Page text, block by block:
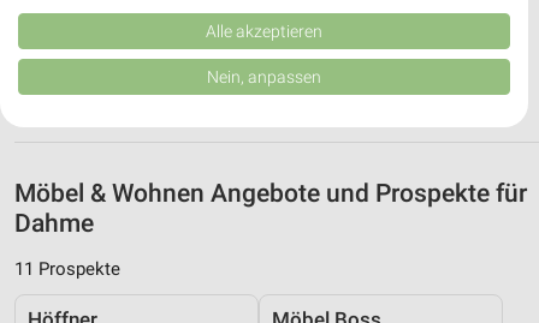
❯
Raumausstatter Trage Bad Schwartau
Bahnhofstraße 2
23611 Bad Schwartau
Möbel & Wohnen Angebote und Prospekte für
Dahme
11 Prospekte
Kombinationen von Daten aus verschiedenen Quellen. Entwicklung und
Verbesserung der Angebote. Verwendung reduzierter Daten zur Auswahl
von Inhalten.
Daten können außerhalb der Europäischen Union weitergegeben und in die
Website/App.
Wir nutzen Ihre Daten für folgende Zwecke:
IAB-Verarbeitungszwecke:
Speichern von oder Zugriff auf Informationen
auf einem Endgerät
Alle akzeptieren
Nein, anpassen